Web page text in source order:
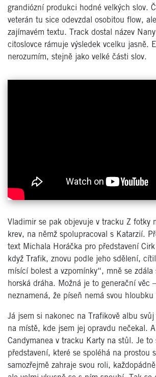
grandiózní produkci hodné velkých slov.
veterán tu sice odevzdal osobitou flow,
zajímavém textu. Track dostal název
citoslovce rámuje výsledek vcelku jasně.
nerozumím, stejně jako velké části slov.
Vladimir se pak objevuje v tracku Z fotky
krev, na němž spolupracoval s Katarzií.
text Michala Horáčka pro představení
když Trafik, znovu podle jeho sdělení,
mísící bolest a vzpomínky“, mně se zdála
horská dráha. Možná je to generační věc
neznamená, že píseň nemá svou hloubku
Já jsem si nakonec na Trafikově albu
na místě, kde jsem jej opravdu nečekal.
Candymanea v tracku Karty na stůl. Je to
představení, které se spoléhá na prostou
samozřejmě zahraje svou roli,